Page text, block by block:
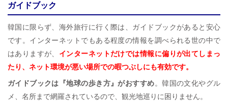
ガイドブック
韓国に限らず、海外旅行に行く際は、ガイドブックがあると安心
です。インターネットでもある程度の情報を調べられる世の中で
はありますが、 インターネットだけでは情報に偏りが出てしまっ
たり、ネット環境が悪い場所での暇つぶしにも有効です。
ガイドブックは『地球の歩き方』がおすすめ。韓国の文化やグル
メ、名所まで網羅されているので、観光地巡りに困りません。